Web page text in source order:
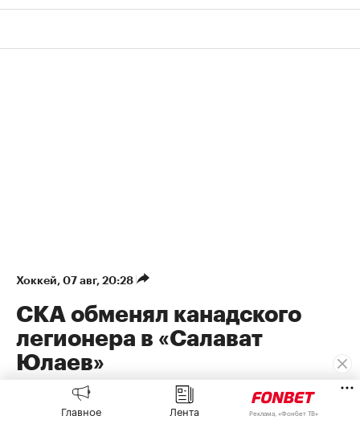
Хоккей⁠, 07 авг, 20:28
СКА обменял канадского
легионера в «Салават
Юлаев»
СКА обменял канадского форварда Бландизи в
«Салават Юлаев»
Главное Лента Реклама, «Фонбет ТВ»